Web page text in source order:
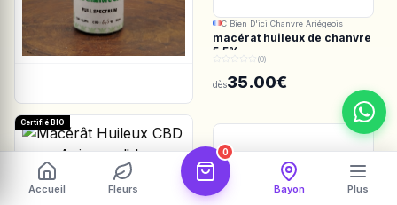
C Bien D'ici Chanvre Ariégeois
macérat huileux de chanvre
5.5%
(0)
dès35.00€
Certifié BIO
Les Botanistes en Herbe
Macérât Huileux CBD pour
Accueil Fleurs
0
Bayon Plus